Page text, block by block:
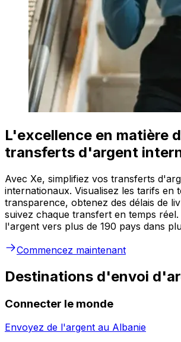
L'excellence en matière
transferts d'argent
Avec Xe, simplifiez vos transferts
internationaux. Visualisez les tarifs en
transparence, obtenez des délais de
suivez chaque transfert en temps
l'argent vers plus de 190 pays dans
Commencez maintenant
Destinations d'envoi
Connecter le monde
Envoyez de l'argent au Albanie